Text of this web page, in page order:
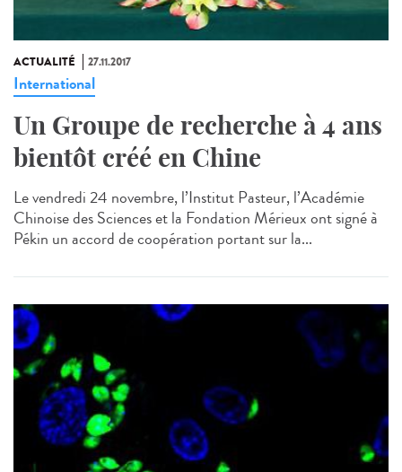
ACTUALITÉ 27.11.2017
International
Un Groupe de recherche à 4 ans
bientôt créé en Chine
Le vendredi 24 novembre, l’Institut Pasteur, l’Académie
Chinoise des Sciences et la Fondation Mérieux ont signé à
Pékin un accord de coopération portant sur la...